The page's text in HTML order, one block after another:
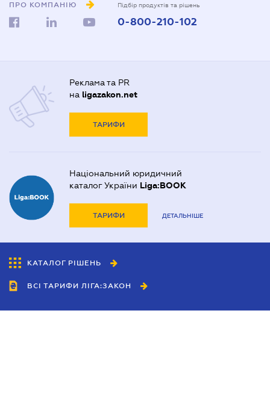
ПРО КОМПАНІЮ Підбір продуктів та рішень
0-800-210-102
Реклама та PR
на ligazakon.net
ТАРИФИ
Національний юридичний
каталог України Liga:BOOK
ТАРИФИ ДЕТАЛЬНІШЕ
КАТАЛОГ РІШЕНЬ
ВСІ ТАРИФИ ЛІГА:ЗАКОН